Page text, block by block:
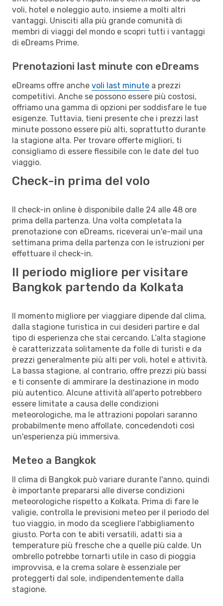
voli, hotel e noleggio auto, insieme a molti altri
vantaggi. Unisciti alla più grande comunità di
membri di viaggi del mondo e scopri tutti i vantaggi
di eDreams Prime.
Prenotazioni last minute con eDreams
eDreams offre anche voli last minute a prezzi
competitivi. Anche se possono essere più costosi,
offriamo una gamma di opzioni per soddisfare le tue
esigenze. Tuttavia, tieni presente che i prezzi last
minute possono essere più alti, soprattutto durante
la stagione alta. Per trovare offerte migliori, ti
consigliamo di essere flessibile con le date del tuo
viaggio.
Check-in prima del volo
Il check-in online è disponibile dalle 24 alle 48 ore
prima della partenza. Una volta completata la
prenotazione con eDreams, riceverai un'e-mail una
settimana prima della partenza con le istruzioni per
effettuare il check-in.
Il periodo migliore per visitare
Bangkok partendo da Kolkata
Il momento migliore per viaggiare dipende dal clima,
dalla stagione turistica in cui desideri partire e dal
tipo di esperienza che stai cercando. L’alta stagione
è caratterizzata solitamente da folle di turisti e da
prezzi generalmente più alti per voli, hotel e attività.
La bassa stagione, al contrario, offre prezzi più bassi
e ti consente di ammirare la destinazione in modo
più autentico. Alcune attività all'aperto potrebbero
essere limitate a causa delle condizioni
meteorologiche, ma le attrazioni popolari saranno
probabilmente meno affollate, concedendoti così
un'esperienza più immersiva.
Meteo a Bangkok
Il clima di Bangkok può variare durante l'anno, quindi
è importante prepararsi alle diverse condizioni
meteorologiche rispetto a Kolkata. Prima di fare le
valigie, controlla le previsioni meteo per il periodo del
tuo viaggio, in modo da scegliere l'abbigliamento
giusto. Porta con te abiti versatili, adatti sia a
temperature più fresche che a quelle più calde. Un
ombrello potrebbe tornarti utile in caso di pioggia
improvvisa, e la crema solare è essenziale per
proteggerti dal sole, indipendentemente dalla
stagione.